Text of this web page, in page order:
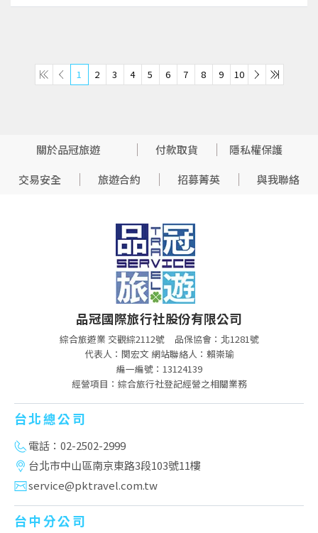
1 2 3 4 5 6 7 8 9 10
關於品冠旅遊 付款取貨
隱私權保護
交易安全
旅遊合約 招募菁英 與我聯絡
品冠國際旅行社股份有限公司
綜合旅遊業 交觀綜2112號
品保協會：北1281號
代表人：関宏文 網站聯絡人：賴崇瑜
編一編號：13124139
經營項目：綜合旅行社登記經營之相關業務
台北總公司
電話：02-2502-2999
台北市中山區南京東路3段103號11樓
service@pktravel.com.tw
台中分公司